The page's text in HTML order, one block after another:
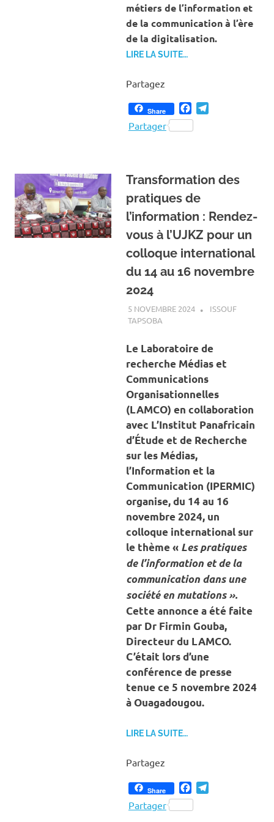
métiers de l’information et
de la communication à l’ère
de la digitalisation.
LIRE LA SUITE…
Partagez
Share Facebook
Partager
Transformation des
pratiques de
l’information : Rendez-
vous à l’UJKZ pour un
colloque international
du 14 au 16 novembre
2024
5 NOVEMBRE 2024
ISSOUF
TAPSOBA
Le Laboratoire de
recherche Médias et
Communications
Organisationnelles
(LAMCO) en collaboration
avec L’Institut Panafricain
d’Étude et de Recherche
sur les Médias,
l’Information et la
Communication (IPERMIC)
organise, du 14 au 16
novembre 2024, un
colloque international sur
le thème « Les pratiques
de l’information et de la
communication dans une
société en mutations ».
Cette annonce a été faite
par Dr Firmin Gouba,
Directeur du LAMCO.
C’était lors d’une
conférence de presse
tenue ce 5 novembre 2024
à Ouagadougou.
LIRE LA SUITE…
Partagez
Share Facebook
Partager